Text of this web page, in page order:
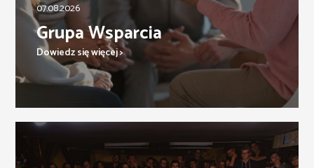
07.08.2026
Grupa Wsparcia
Dowiedz się więcej >